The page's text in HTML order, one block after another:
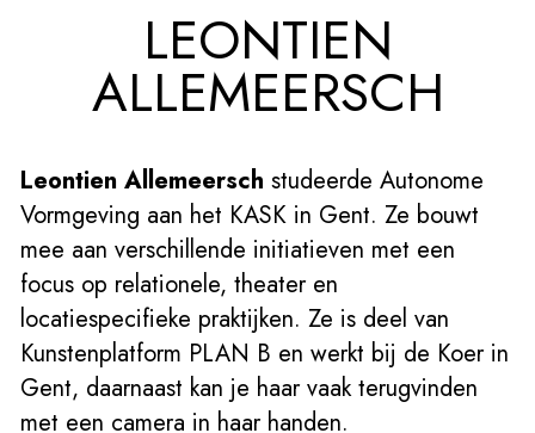
Reflecties & publicaties
Over PLAN B
Index
EN
LEONTIEN
ALLEMEERSCH
Leontien Allemeersch studeerde Autonome
Vormgeving aan het KASK in Gent. Ze bouwt
mee aan verschillende initiatieven met een
focus op relationele, theater en
locatiespecifieke praktijken. Ze is deel van
Kunstenplatform PLAN B en werkt bij de Koer in
Gent, daarnaast kan je haar vaak terugvinden
met een camera in haar handen.